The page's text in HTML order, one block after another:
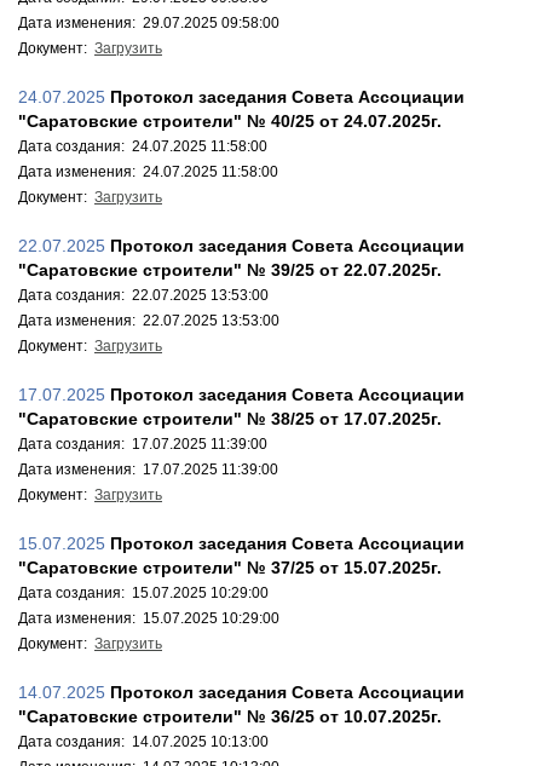
Дата изменения: 29.07.2025 09:58:00
Документ: Загрузить
24.07.2025 Протокол заседания Совета Ассоциации
"Саратовские строители" № 40/25 от 24.07.2025г.
Дата создания: 24.07.2025 11:58:00
Дата изменения: 24.07.2025 11:58:00
Документ: Загрузить
22.07.2025 Протокол заседания Совета Ассоциации
"Саратовские строители" № 39/25 от 22.07.2025г.
Дата создания: 22.07.2025 13:53:00
Дата изменения: 22.07.2025 13:53:00
Документ: Загрузить
17.07.2025 Протокол заседания Совета Ассоциации
"Саратовские строители" № 38/25 от 17.07.2025г.
Дата создания: 17.07.2025 11:39:00
Дата изменения: 17.07.2025 11:39:00
Документ: Загрузить
15.07.2025 Протокол заседания Совета Ассоциации
"Саратовские строители" № 37/25 от 15.07.2025г.
Дата создания: 15.07.2025 10:29:00
Дата изменения: 15.07.2025 10:29:00
Документ: Загрузить
14.07.2025 Протокол заседания Совета Ассоциации
"Саратовские строители" № 36/25 от 10.07.2025г.
Дата создания: 14.07.2025 10:13:00